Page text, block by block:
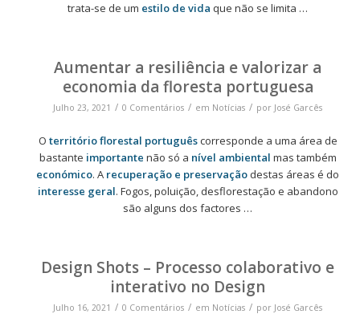
trata-se de um estilo de vida que não se limita …
Aumentar a resiliência e valorizar a
economia da floresta portuguesa
Julho 23, 2021 / 0 Comentários / em Notícias / por José Garcês
O território florestal portuguêscorresponde a uma área de
bastante importante não só a nível ambiental mas também
económico. A recuperação e preservação destas áreas é do
interesse geral. Fogos, poluição, desflorestação e abandono
são alguns dos factores …
Design Shots – Processo colaborativo e
interativo no Design
Julho 16, 2021 / 0 Comentários / em Notícias / por José Garcês